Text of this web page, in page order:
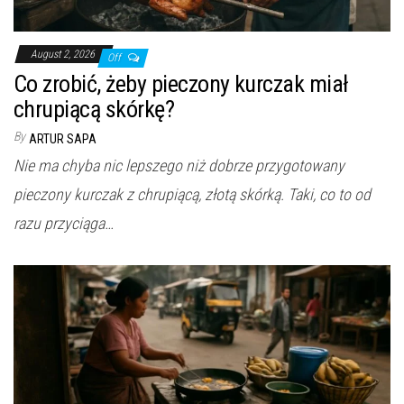
August 2, 2026 Off
Co zrobić, żeby pieczony kurczak miał
chrupiącą skórkę?
By ARTUR SAPA
Nie ma chyba nic lepszego niż dobrze przygotowany
pieczony kurczak z chrupiącą, złotą skórką. Taki, co to od
razu przyciąga…